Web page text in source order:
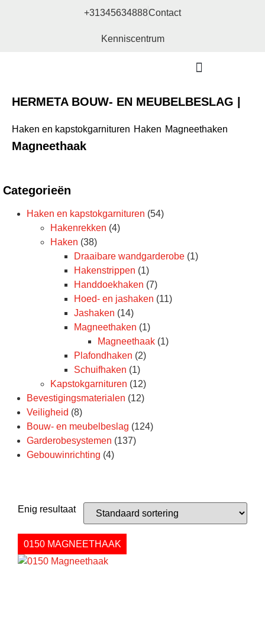
+31345634888Contact
Kenniscentrum
HERMETA BOUW- EN MEUBELBESLAG |
Haken en kapstokgarnituren Haken Magneethaken
Magneethaak
Categorieën
Haken en kapstokgarnituren (54)
Hakenrekken (4)
Haken (38)
Draaibare wandgarderobe (1)
Hakenstrippen (1)
Handdoekhaken (7)
Hoed- en jashaken (11)
Jashaken (14)
Magneethaken (1)
Magneethaak (1)
Plafondhaken (2)
Schuifhaken (1)
Kapstokgarnituren (12)
Bevestigingsmaterialen (12)
Veiligheid (8)
Bouw- en meubelbeslag (124)
Garderobesystemen (137)
Gebouwinrichting (4)
Enig resultaat
0150 MAGNEETHAAK